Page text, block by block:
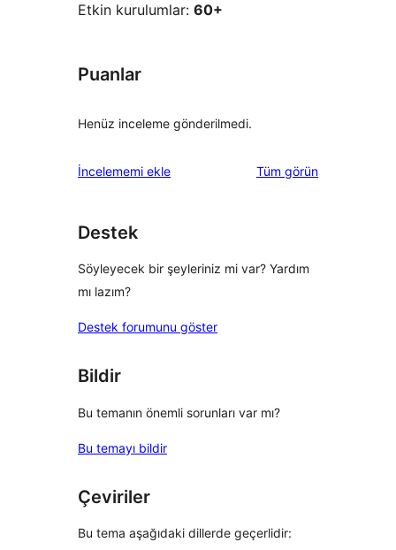
Etkin kurulumlar: 60+
Puanlar
Henüz inceleme gönderilmedi.
İncelememi ekle Tüm değerlendirmeleri
görün
Destek
Söyleyecek bir şeyleriniz mi var? Yardım
mı lazım?
Destek forumunu göster
Bildir
Bu temanın önemli sorunları var mı?
Bu temayı bildir
Çeviriler
Bu tema aşağıdaki dillerde geçerlidir: